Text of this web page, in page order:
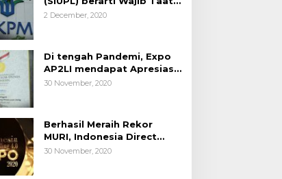
Aturan
2 December, 2020
Di tengah Pandemi, Expo
AP2LI mendapat Apresiasi
Rekor MURI
30 November, 2020
Berhasil Meraih Rekor
MURI, Indonesia Direct
Selling 4.0 Expo 2020
30 November, 2020